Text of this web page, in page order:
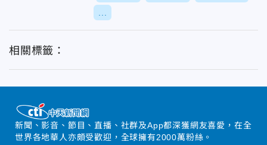
相關標籤：
新聞、影音、節目、直播、社群及App都深獲網友喜愛，在全
世界各地華人亦頗受歡迎，全球擁有2000萬粉絲。